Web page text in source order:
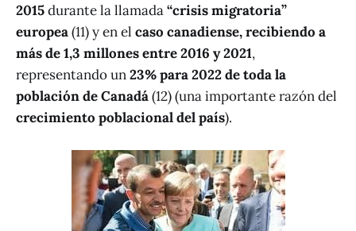
2015durante la llamada“crisis migratoria”
europea(11) y en el caso canadiense, recibiendo a
más de 1,3 millones entre 2016 y 2021,
representando un23% para 2022 de toda la
población de Canadá(12)(una importante razón del
crecimiento poblacional del país).